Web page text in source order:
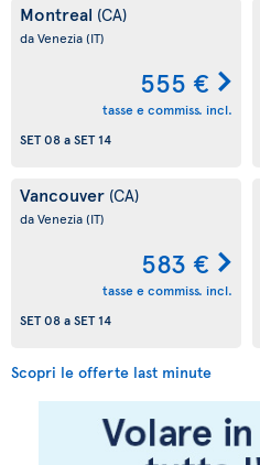
Montreal (CA)
da Venezia(IT)
555 €
tasse e commiss. incl.
SET 08aSET 14
Vancouver (CA)
da Venezia(IT)
583 €
tasse e commiss. incl.
SET 08aSET 14
Scopri le offerte last minute